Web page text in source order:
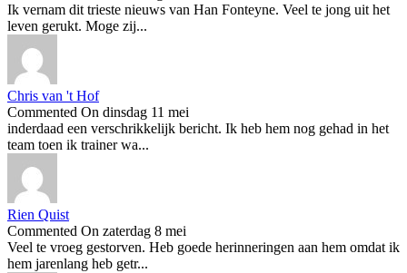
Ik vernam dit trieste nieuws van Han Fonteyne. Veel te jong uit het
leven gerukt. Moge zij...
Chris van 't Hof
Commented On dinsdag 11 mei
inderdaad een verschrikkelijk bericht. Ik heb hem nog gehad in het
team toen ik trainer wa...
Rien Quist
Commented On zaterdag 8 mei
Veel te vroeg gestorven. Heb goede herinneringen aan hem omdat ik
hem jarenlang heb getr...